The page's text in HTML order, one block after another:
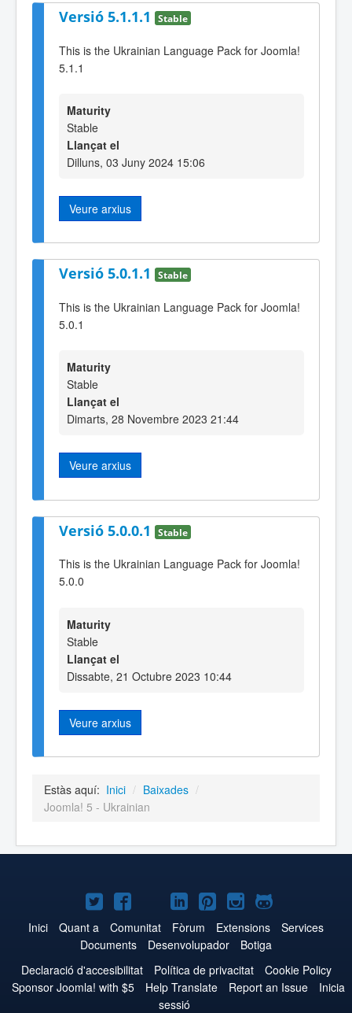
Versió 5.1.1.1 Stable
This is the Ukrainian Language Pack for Joomla!
5.1.1
Maturity
Stable
Llançat el
Dilluns, 03 Juny 2024 15:06
Veure arxius
Versió 5.0.1.1 Stable
This is the Ukrainian Language Pack for Joomla!
5.0.1
Maturity
Stable
Llançat el
Dimarts, 28 Novembre 2023 21:44
Veure arxius
Versió 5.0.0.1 Stable
This is the Ukrainian Language Pack for Joomla!
5.0.0
Maturity
Stable
Llançat el
Dissabte, 21 Octubre 2023 10:44
Veure arxius
Estàs aquí: Inici / Baixades /
Joomla! 5 - Ukrainian
Joomla!
a
Twitter
Joomla!
a
Facebook
Joomla!
a
YouTube
Joomla!
a
LinkedIn
Joomla!
a
Pinterest
Joomla!
a
Instagram
Joomla!
a
GitHub
Inici Quant a Comunitat Fòrum Extensions
Services
Documents
Desenvolupador
Botiga
Declaració d'accesibilitat
Política de privacitat
Cookie Policy
Sponsor Joomla! with $5
Help Translate Report an Issue
Inicia
sessió